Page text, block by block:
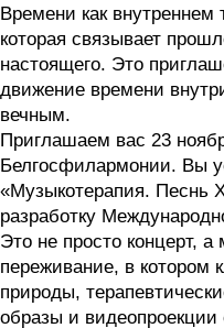
Времени как внутреннем
которая связывает
настоящего. Это
движение времени
вечным.
Приглашаем вас 23
Белгосфилармонии. Вы
«Музыкотерапия. Песнь
разработку
Это не просто концерт, а
переживание, в котором
природы,
образы и